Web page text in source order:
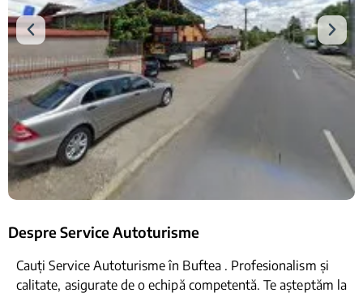
Despre Service Autoturisme
Cauți Service Autoturisme în Buftea . Profesionalism și
calitate, asigurate de o echipă competentă. Te așteptăm la